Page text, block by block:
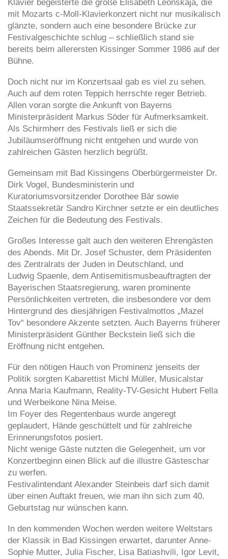
mit Mozarts c-Moll-Klavierkonzert nicht nur musikalisch
glänzte, sondern auch eine besondere Brücke zur
Festivalgeschichte schlug – schließlich stand sie
bereits beim allerersten Kissinger Sommer 1986 auf der
Bühne.
Doch nicht nur im Konzertsaal gab es viel zu sehen.
Auch auf dem roten Teppich herrschte reger Betrieb.
Allen voran sorgte die Ankunft von Bayerns
Ministerpräsident Markus Söder für Aufmerksamkeit.
Als Schirmherr des Festivals ließ er sich die
Jubiläumseröffnung nicht entgehen und wurde von
zahlreichen Gästen herzlich begrüßt.
Gemeinsam mit Bad Kissingens Oberbürgermeister Dr.
Dirk Vogel, Bundesministerin und
Kuratoriumsvorsitzender Dorothee Bär sowie
Staatssekretär Sandro Kirchner setzte er ein deutliches
Zeichen für die Bedeutung des Festivals.
Großes Interesse galt auch den weiteren Ehrengästen
des Abends. Mit Dr. Josef Schuster, dem Präsidenten
des Zentralrats der Juden in Deutschland, und
Ludwig Spaenle, dem Antisemitismusbeauftragten der
Bayerischen Staatsregierung, waren prominente
Persönlichkeiten vertreten, die insbesondere vor dem
Hintergrund des diesjährigen Festivalmottos „Mazel
Tov“ besondere Akzente setzten. Auch Bayerns früherer
Ministerpräsident Günther Beckstein ließ sich die
Eröffnung nicht entgehen.
Für den nötigen Hauch von Prominenz jenseits der
Politik sorgten Kabarettist Michl Müller, Musicalstar
Anna Maria Kaufmann, Reality-TV-Gesicht Hubert Fella
und Werbeikone Nina Meise.
Im Foyer des Regentenbaus wurde angeregt
geplaudert, Hände geschüttelt und für zahlreiche
Erinnerungsfotos posiert.
Nicht wenige Gäste nutzten die Gelegenheit, um vor
Konzertbeginn einen Blick auf die illustre Gästeschar
zu werfen.
Festivalintendant Alexander Steinbeis darf sich damit
über einen Auftakt freuen, wie man ihn sich zum 40.
Geburtstag nur wünschen kann.
In den kommenden Wochen werden weitere Weltstars
der Klassik in Bad Kissingen erwartet, darunter Anne-
Sophie Mutter, Julia Fischer, Lisa Batiashvili, Igor Levit,